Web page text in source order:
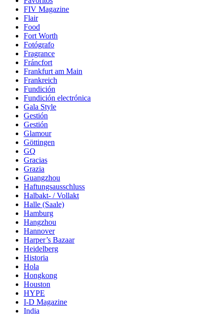
FIV Magazine
Flair
Food
Fort Worth
Fotógrafo
Fragrance
Fráncfort
Frankfurt am Main
Frankreich
Fundición
Fundición electrónica
Gala Style
Gestión
Gestión
Glamour
Göttingen
GQ
Gracias
Grazia
Guangzhou
Haftungsausschluss
Halbakt- / Vollakt
Halle (Saale)
Hamburg
Hangzhou
Hannover
Harper’s Bazaar
Heidelberg
Historia
Hola
Hongkong
Houston
HYPE
I-D Magazine
India